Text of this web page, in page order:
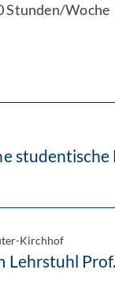
Stunden/Woche
Kirchhof
Lehrstuhl